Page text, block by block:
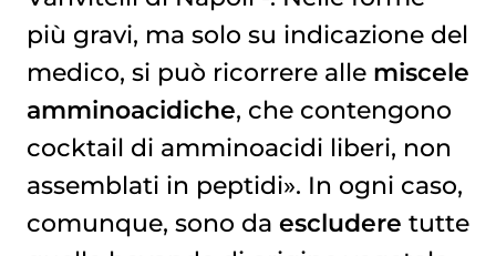
più gravi, ma solo su indicazione del
medico, si può ricorrere allemiscele
amminoacidiche, che contengono
cocktail di amminoacidi liberi, non
assemblati in peptidi». In ogni caso,
comunque, sono da escludere tutte